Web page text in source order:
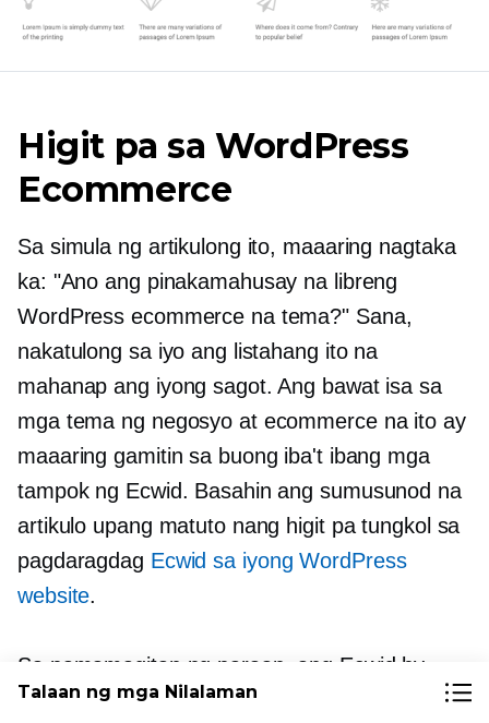
Higit pa sa WordPress
Ecommerce
Sa simula ng artikulong ito, maaaring nagtaka
ka: "Ano ang pinakamahusay na libreng
WordPress ecommerce na tema?" Sana,
nakatulong sa iyo ang listahang ito na
mahanap ang iyong sagot. Ang bawat isa sa
mga tema ng negosyo at ecommerce na ito ay
maaaring gamitin sa buong iba't ibang mga
tampok ng Ecwid. Basahin ang sumusunod na
artikulo upang matuto nang higit pa tungkol sa
pagdaragdag Ecwid sa iyong WordPress
website.
Sa pamamagitan ng paraan, ang Ecwid by
Lightspeed plugin ay katugma sa
Talaan ng mga Nilalaman